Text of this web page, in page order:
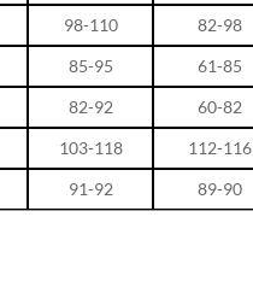
98-110
82-98
85-95
61-85
82-92
60-82
103-118
112-116
91-92 89-90